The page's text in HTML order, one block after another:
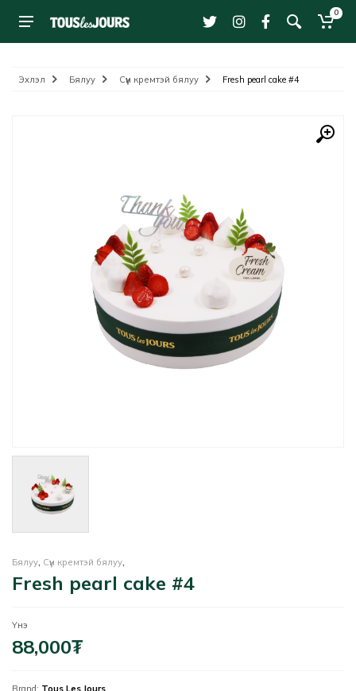
0
Эхлэл Бялуу Сүүн кремтэй бялуу Fresh pearl cake #4
Бялуу, Сүүн кремтэй бялуу,
Fresh pearl cake #4
Үнэ
88,000₮
Brand: Tous Les Jours